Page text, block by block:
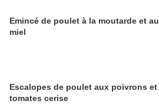
Emincé de poulet à la moutarde et au
miel
Escalopes de poulet aux poivrons et
tomates cerise